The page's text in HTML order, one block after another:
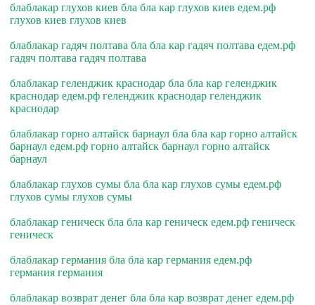
блаблакар глухов киев бла бла кар глухов киев едем.рф
глухов киев глухов киев
блаблакар гадяч полтава бла бла кар гадяч полтава едем.рф
гадяч полтава гадяч полтава
блаблакар геленджик краснодар бла бла кар геленджик
краснодар едем.рф геленджик краснодар геленджик
краснодар
блаблакар горно алтайск барнаул бла бла кар горно алтайск
барнаул едем.рф горно алтайск барнаул горно алтайск
барнаул
блаблакар глухов сумы бла бла кар глухов сумы едем.рф
глухов сумы глухов сумы
блаблакар геническ бла бла кар геническ едем.рф геническ
геническ
блаблакар германия бла бла кар германия едем.рф
германия германия
блаблакар возврат денег бла бла кар возврат денег едем.рф